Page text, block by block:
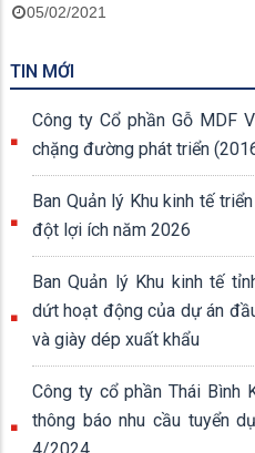
05/02/2021
TIN MỚI
Công ty Cổ phần Gỗ MDF
chặng đường phát triển
Ban Quản lý Khu kinh tế
đột lợi ích năm 2026
Ban Quản lý Khu kinh tế
dứt hoạt động của dự án
và giày dép xuất khẩu
Công ty cổ phần Thái Bình
thông báo nhu cầu tuyển